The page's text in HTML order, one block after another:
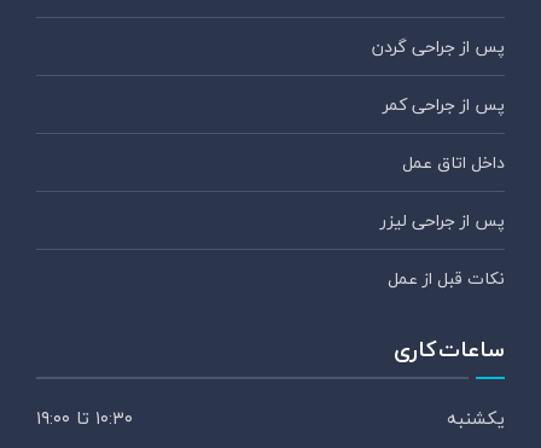
پس از جراحی گردن
پس از جراحی کمر
داخل اتاق عمل
پس از جراحی لیزر
نکات قبل از عمل
ساعات کاری
یکشنبه ۱۰:۳۰ تا ۱۹:۰۰